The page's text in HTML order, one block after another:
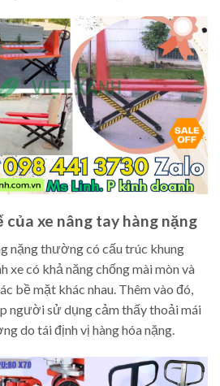
xe nâng tay hàng nặng
nặng thường có cấu trúc khung
xe có khả năng chống mài mòn và
bề mặt khác nhau. Thêm vào đó,
người sử dụng cảm thấy thoải mái
do tái định vị hàng hóa nặng.